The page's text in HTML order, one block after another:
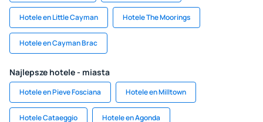
Hotele en Little Cayman Hotele The Moorings
Hotele en Cayman Brac
Najlepsze hotele - miasta
Hotele en Pieve Fosciana Hotele en Milltown
Hotele Cataeggio Hotele en Agonda